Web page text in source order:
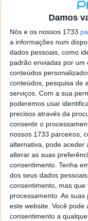
Damos
Nós e os nossos 1733
a informações num
dados pessoais, como
padrão enviadas por um
conteúdos
conteúdos, pesquisa de
serviços. Com a sua
poderemos usar
precisos através da
consentir o
nossos 1733 parceiros,
alternativa, pode aceder
alterar as suas
consentimento. Tenha
dos seus dados
consentimento, mas
processamento. As
este website. Você
consentimento a
o firefox
de control
tentei apagar
firefox mas
agradecido,
Responder
Vítor M.
@Reporter
Desculpa mas
o MSn
Responder
Vítor M.
@Rui
Tens de
janela iniciar e
rato faz
clica no botão
geral a opção